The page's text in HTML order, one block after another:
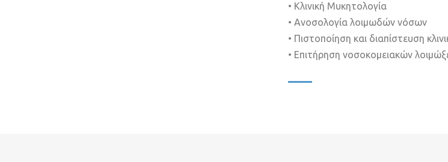
• Κλινική Μυκητολογία
• Ανοσολογία λοιμωδών νόσων
• Πιστοποίηση και διαπίστευση
• Επιτήρηση νοσοκομειακών